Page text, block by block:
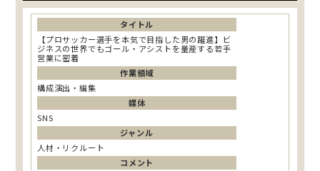
タイトル
【プロサッカー選手を本気で目指した男の躍進】ビ
ジネスの世界でもゴール・アシストを量産する若手
営業に密着
作業領域
構成演出・編集
媒体
SNS
ジャンル
人材・リクルート
コメント